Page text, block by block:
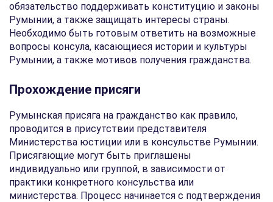
обязательство поддерживать конституцию и законы
Румынии, а также защищать интересы страны.
Необходимо быть готовым ответить на возможные
вопросы консула, касающиеся истории и культуры
Румынии, а также мотивов получения гражданства.
Прохождение присяги
Румынская присяга на гражданство как правило,
проводится в присутствии представителя
Министерства юстиции или в консульстве Румынии.
Присягающие могут быть приглашены
индивидуально или группой, в зависимости от
практики конкретного консульства или
министерства. Процесс начинается с подтверждения